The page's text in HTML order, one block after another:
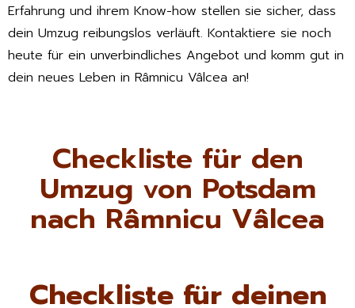
Erfahrung und ihrem Know-how stellen sie sicher, dass
dein Umzug reibungslos verläuft. Kontaktiere sie noch
heute für ein unverbindliches Angebot und komm gut in
dein neues Leben in Râmnicu Vâlcea an!
Checkliste für den
Umzug von Potsdam
nach Râmnicu Vâlcea
Checkliste für deinen